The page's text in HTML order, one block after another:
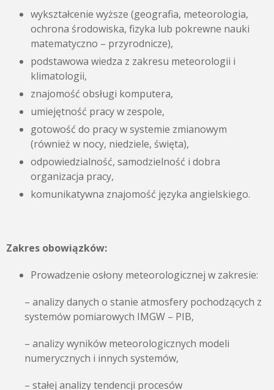
wykształcenie wyższe (geografia, meteorologia,
ochrona środowiska, fizyka lub pokrewne nauki
matematyczno – przyrodnicze),
podstawowa wiedza z zakresu meteorologii i
klimatologii,
znajomość obsługi komputera,
umiejętność pracy w zespole,
gotowość do pracy w systemie zmianowym
(również w nocy, niedziele, święta),
odpowiedzialność, samodzielność i dobra
organizacja pracy,
komunikatywna znajomość języka angielskiego.
Zakres obowiązków:
Prowadzenie osłony meteorologicznej w zakresie:
– analizy danych o stanie atmosfery pochodzących z
systemów pomiarowych IMGW – PIB,
– analizy wyników meteorologicznych modeli
numerycznych i innych systemów,
– stałej analizy tendencji procesów